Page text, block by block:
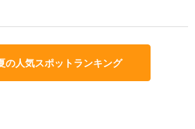
の人気スポットランキング